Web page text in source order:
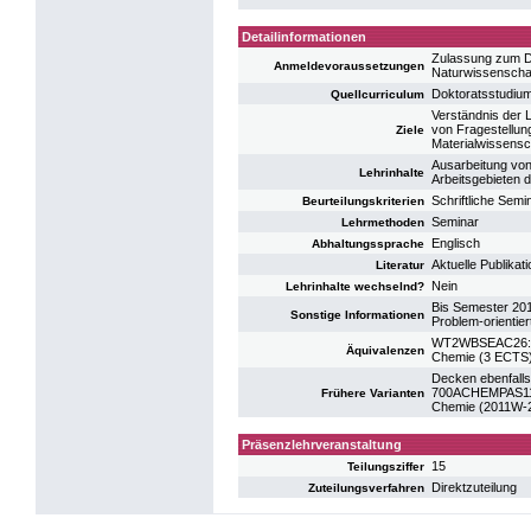
Detailinformationen
Anmeldevoraussetzungen
Zulassung zum
Quellcurriculum
Ziele
Verständnis der
von
Lehrinhalte
Ausarbeitung
Arbeitsgebieten
Beurteilungskriterien Schriftliche
Lehrmethoden Seminar
Abhaltungssprache Englisch
Literatur Aktuelle
Lehrinhalte wechselnd? Nein
Sonstige Informationen
Bis Semester
Problem-
Äquivalenzen Chemie (3
Frühere Varianten
Decken
Chemie (2011W-
Präsenzlehrveranstaltung
Teilungsziffer 15
Zuteilungsverfahren Direktzuteilung